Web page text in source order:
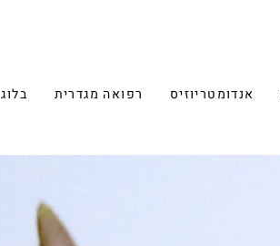
אנדומטריוזיס רפואה מגדרית בלוג